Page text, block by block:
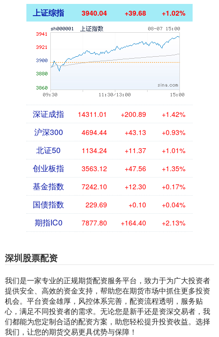
上证综指 3940.04 +39.68 +1.02%
深证成指 14311.01 +200.89 +1.42%
沪深300 4694.44 +43.13 +0.93%
北证50 1134.24 +11.37 +1.01%
创业板指 3563.12 +47.56 +1.35%
基金指数 7242.10 +12.30 +0.17%
国债指数 229.69 +0.10 +0.04%
期指IC0 7877.80 +164.40 +2.13%
深圳股票配资
我们是一家专业的正规期货配资服务平台，致力于为广大投资者
提供安全、高效的资金支持，帮助您在期货市场中抓住更多投资
机会。平台资金雄厚，风控体系完善，配资流程透明，服务贴
心，满足不同投资者的需求。无论您是新手还是资深交易者，我
们都能为您定制合适的配资方案，助您轻松提升投资收益。选择
我们，让您的期货交易更具优势与保障！